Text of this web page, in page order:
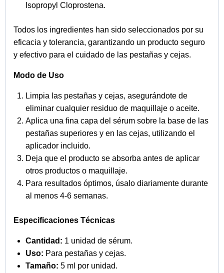
Isopropyl Cloprostena.
Todos los ingredientes han sido seleccionados por su
eficacia y tolerancia, garantizando un producto seguro
y efectivo para el cuidado de las pestañas y cejas.
Modo de Uso
Limpia las pestañas y cejas, asegurándote de
eliminar cualquier residuo de maquillaje o aceite.
Aplica una fina capa del sérum sobre la base de las
pestañas superiores y en las cejas, utilizando el
aplicador incluido.
Deja que el producto se absorba antes de aplicar
otros productos o maquillaje.
Para resultados óptimos, úsalo diariamente durante
al menos 4-6 semanas.
Especificaciones Técnicas
Cantidad: 1 unidad de sérum.
Uso: Para pestañas y cejas.
Tamaño: 5 ml por unidad.